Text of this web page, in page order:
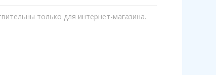
только для интернет-магазина.